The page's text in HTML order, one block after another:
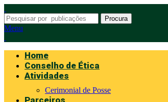
Procura
Menu
Home
Conselho de Ética
Atividades
Cerimonial de Posse
Parceiros